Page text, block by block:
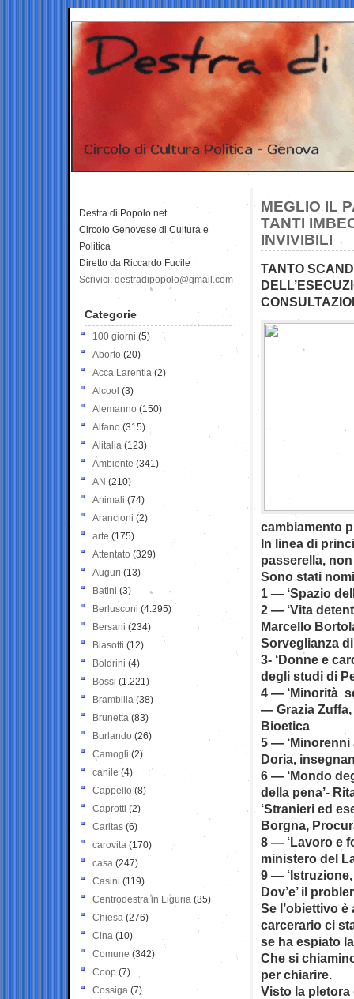
MEGLIO IL
TANTI
INVIVIBILI
TANTO
cambiamento
In linea di
passerella,
Sono stati
1 — ‘Spazio
2 — ‘Vita
Marcello
Sorveglianza
3- ‘Donne e
degli studi di
4 — ‘Minorità
— Grazia Zuffa,
Bioetica
5 — ‘Minorenni
Doria,
6 — ‘Mondo
della pena’-
‘Stranieri ed
Borgna,
8 — ‘Lavoro e
ministero del
9 —
Dov’e’ il
Se l’obiettivo
carcerario ci
se ha espiato
Che si
per chiarire.
Visto la pletora
Destra di Popolo.net
Circolo Genovese di Cultura e
Politica
Diretto da Riccardo Fucile
Scrivici: destradipopolo@gmail.com
Categorie
100 giorni (5)
Aborto (20)
Acca Larentia (2)
Alcool (3)
Alemanno (150)
Alfano (315)
Alitalia (123)
Ambiente (341)
AN (210)
Animali (74)
Arancioni (2)
arte (175)
Attentato (329)
Auguri (13)
Batini (3)
Berlusconi (4.295)
Bersani (234)
Biasotti (12)
Boldrini (4)
Bossi (1.221)
Brambilla (38)
Brunetta (83)
Burlando (26)
Camogli (2)
canile (4)
Cappello (8)
Caprotti (2)
Caritas (6)
carovita (170)
casa (247)
Casini (119)
Centrodestra in Liguria (35)
Chiesa (276)
Cina (10)
Comune (342)
Coop (7)
Cossiga (7)